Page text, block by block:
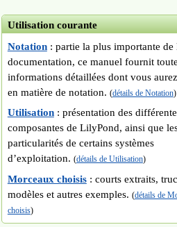
Utilisation courante
Notation: partie la plus importante de
documentation, ce manuel fournit
informations détaillées dont vous
en matière de notation. (détails de Notation)
Utilisation: présentation des
composantes de LilyPond, ainsi que
particularités de certains systèmes
d’exploitation. (détails de Utilisation)
Morceaux choisis: courts extraits,
modèles et autres exemples. (détails de
choisis)